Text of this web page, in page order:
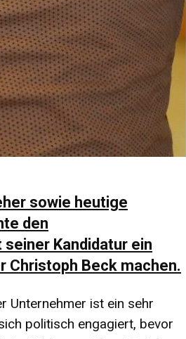
sowie heutige
den
Kandidatur ein
Christoph Beck machen.
Unternehmer ist ein sehr
politisch engagiert, bevor